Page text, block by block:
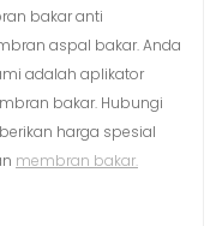
bakar anti
aspal bakar. Anda
adalah aplikator
bakar. Hubungi
harga spesial
membran bakar.